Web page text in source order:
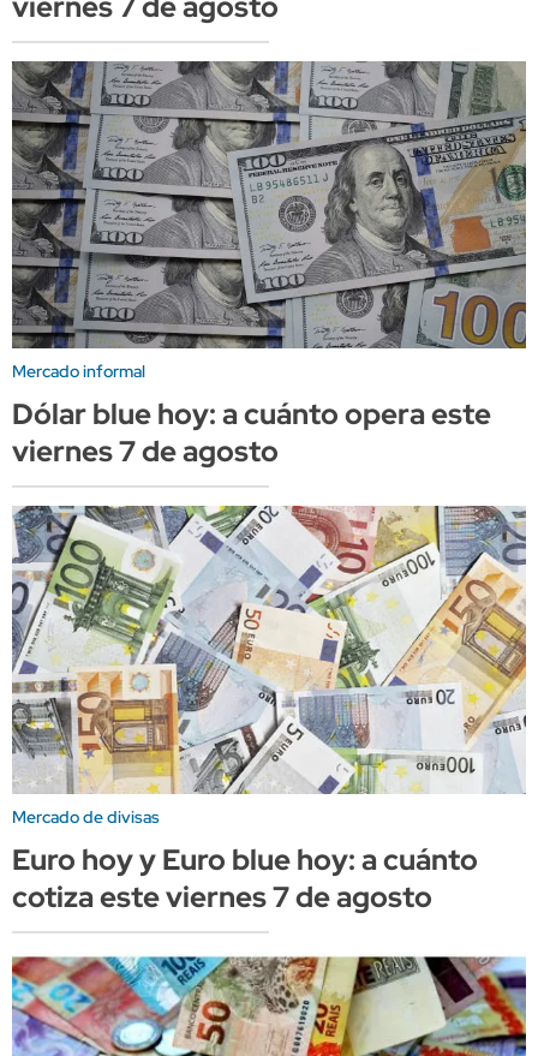
Mercado informal
Dólar blue hoy: a cuánto opera este
viernes 7 de agosto
Mercado de divisas
Euro hoy y Euro blue hoy: a cuánto
cotiza este viernes 7 de agosto